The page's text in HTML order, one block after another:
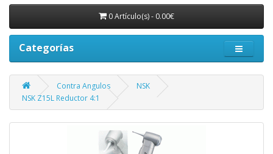
0 Artículo(s) - 0.00€
Categorías
Contra Angulos
NSK
NSK Z15L Reductor 4:1